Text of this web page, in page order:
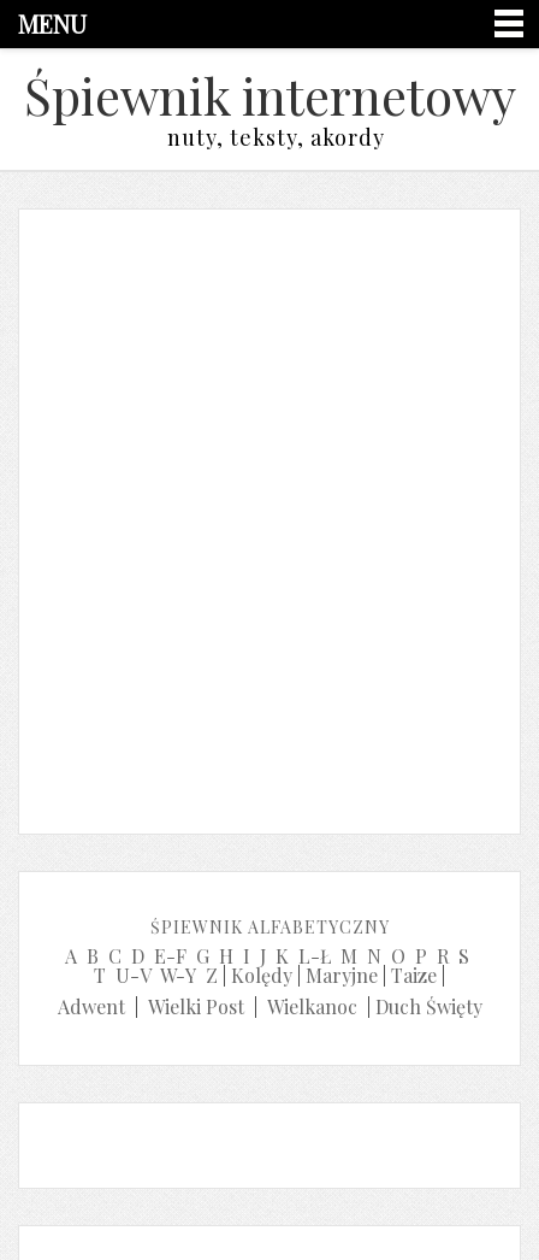
MENU
Śpiewnik internetowy
nuty, teksty, akordy
ŚPIEWNIK ALFABETYCZNY
A B C D E-F G H I J K L-Ł M N O P R S
T U-V W-Y Z Kolędy Maryjne Taize
Adwent| Wielki Post| Wielkanoc Duch Święty